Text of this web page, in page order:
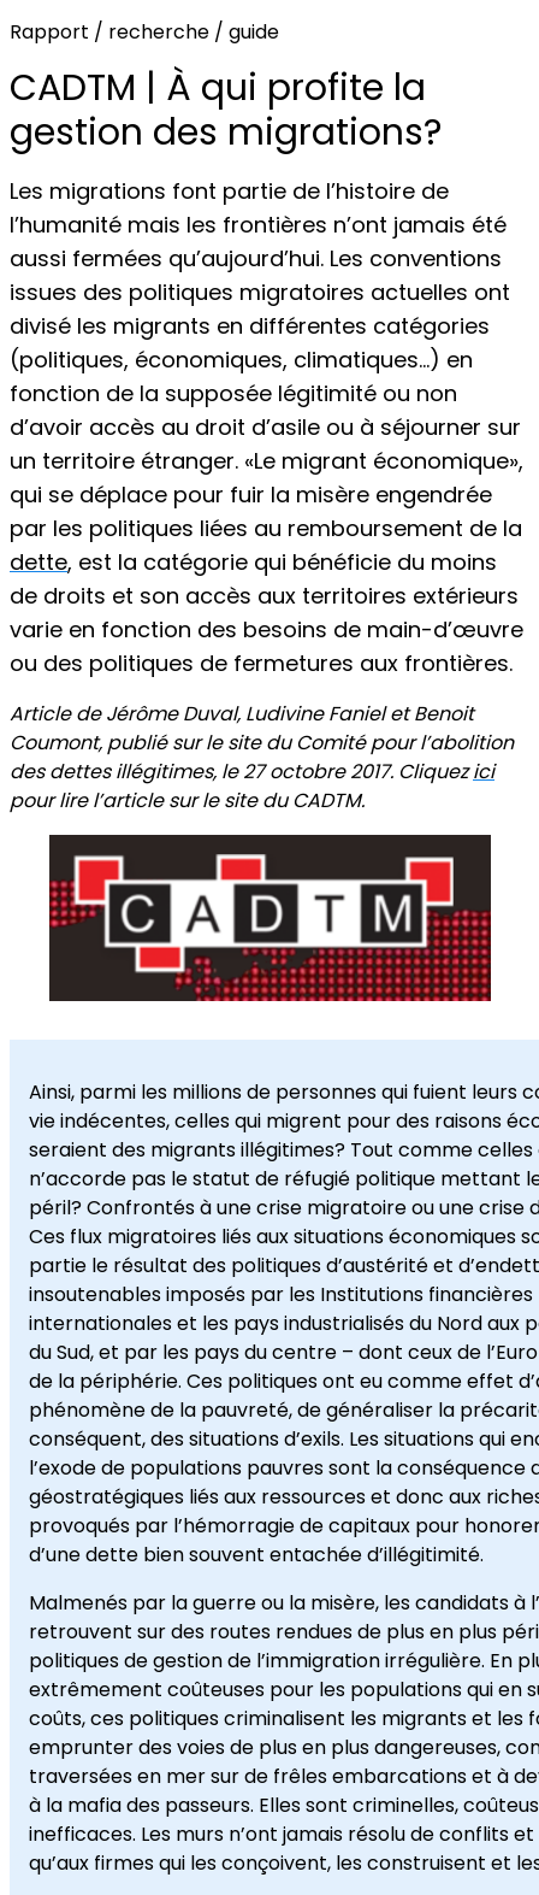
Rapport / recherche / guide
CADTM | À qui profite la
gestion des migrations?
Les migrations font partie de l’histoire de
l’humanité mais les frontières n’ont jamais été
aussi fermées qu’aujourd’hui. Les conventions
issues des politiques migratoires actuelles ont
divisé les migrants en différentes catégories
(politiques, économiques, climatiques…) en
fonction de la supposée légitimité ou non
d’avoir accès au droit d’asile ou à séjourner sur
un territoire étranger. «Le migrant économique»,
qui se déplace pour fuir la misère engendrée
par les politiques liées au remboursement de la
dette, est la catégorie qui bénéficie du moins
de droits et son accès aux territoires extérieurs
varie en fonction des besoins de main-d’œuvre
ou des politiques de fermetures aux frontières.
Article de Jérôme Duval, Ludivine Faniel et Benoit
Coumont, publié sur le site du Comité pour l’abolition
des dettes illégitimes, le 27 octobre 2017. Cliquezici
pour lire l’article sur le site du CADTM.
Ainsi, parmi les millions de personnes qui fuient leurs
vie indécentes, celles qui migrent pour des raisons
seraient des migrants illégitimes? Tout comme celles
n’accorde pas le statut de réfugié politique mettant
péril? Confrontés à une crise migratoire ou une crise
Ces flux migratoires liés aux situations économiques
partie le résultat des politiques d’austérité et
insoutenables imposés par les Institutions financières
internationales et les pays industrialisés du Nord aux
du Sud, et par les pays du centre – dont ceux de
de la périphérie. Ces politiques ont eu comme effet
phénomène de la pauvreté, de généraliser la
conséquent, des situations d’exils. Les situations qui
l’exode de populations pauvres sont la conséquence
géostratégiques liés aux ressources et donc aux
provoqués par l’hémorragie de capitaux pour
d’une dette bien souvent entachée d’illégitimité.
Malmenés par la guerre ou la misère, les candidats à
retrouvent sur des routes rendues de plus en plus
politiques de gestion de l’immigration irrégulière. En
extrêmement coûteuses pour les populations qui en
coûts, ces politiques criminalisent les migrants et les
emprunter des voies de plus en plus dangereuses,
traversées en mer sur de frêles embarcations et à
à la mafia des passeurs. Elles sont criminelles,
inefficaces. Les murs n’ont jamais résolu de conflits
qu’aux firmes qui les conçoivent, les construisent et